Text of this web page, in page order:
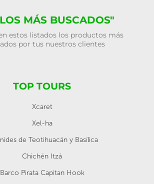
MÁS BUSCADOS"
estos listados los productos más
por tus nuestros clientes
TOP TOURS
Xcaret
Xel-ha
de Teotihuacán y Basílica
Chichén Itzá
Barco Pirata Capitan Hook